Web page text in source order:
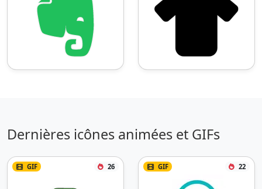
Dernières icônes animées et GIFs
GIF 26 GIF 22